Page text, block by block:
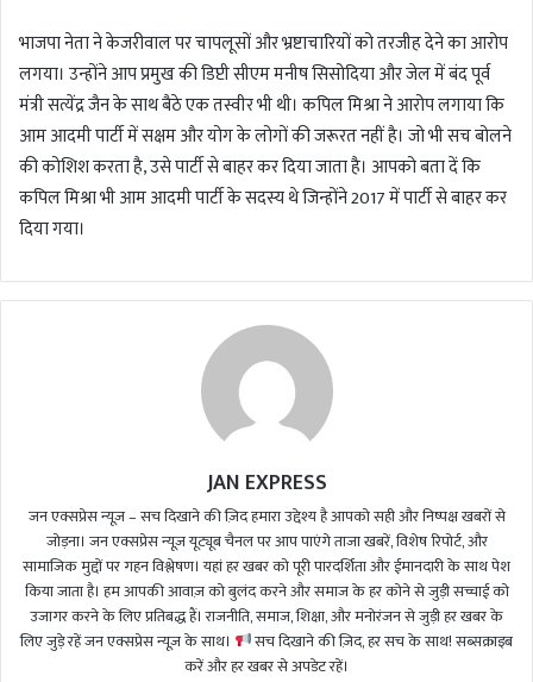
भाजपा नेता ने केजरीवाल पर चापलूसों और भ्रष्टाचारियों को तरजीह देने का आरोप
लगया। उन्होंने आप प्रमुख की डिप्टी सीएम मनीष सिसोदिया और जेल में बंद पूर्व
मंत्री सत्येंद्र जैन के साथ बैठे एक तस्वीर भी थी। कपिल मिश्रा ने आरोप लगाया कि
आम आदमी पार्टी में सक्षम और योग के लोगों की जरूरत नहीं है। जो भी सच बोलने
की कोशिश करता है, उसे पार्टी से बाहर कर दिया जाता है। आपको बता दें कि
कपिल मिश्रा भी आम आदमी पार्टी के सदस्य थे जिन्होंने 2017 में पार्टी से बाहर कर
दिया गया।
JAN EXPRESS
जन एक्सप्रेस न्यूज़ – सच दिखाने की ज़िद हमारा उद्देश्य है आपको सही और निष्पक्ष खबरों से
जोड़ना। जन एक्सप्रेस न्यूज़ यूट्यूब चैनल पर आप पाएंगे ताजा खबरें, विशेष रिपोर्ट, और
सामाजिक मुद्दों पर गहन विश्लेषण। यहां हर खबर को पूरी पारदर्शिता और ईमानदारी के साथ पेश
किया जाता है। हम आपकी आवाज़ को बुलंद करने और समाज के हर कोने से जुड़ी सच्चाई को
उजागर करने के लिए प्रतिबद्ध हैं। राजनीति, समाज, शिक्षा, और मनोरंजन से जुड़ी हर खबर के
लिए जुड़े रहें जन एक्सप्रेस न्यूज़ के साथ।
सच दिखाने की ज़िद, हर सच के साथ! सब्सक्राइब
करें और हर खबर से अपडेट रहें।